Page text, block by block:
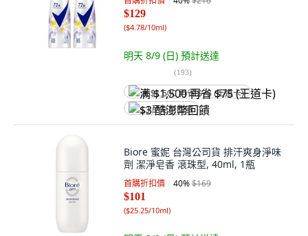
$129
($4.78/10ml)
明天 8/9 (日) 預計送達
(193)
满 $1,500 再省 $75 (王道卡)
$3 酷澎幣回饋
Biore 蜜妮 台灣公司貨 排汗爽身淨味
劑 潔淨皂香 滾珠型, 40ml, 1瓶
首購折扣價 40%$169
$101
($25.25/10ml)